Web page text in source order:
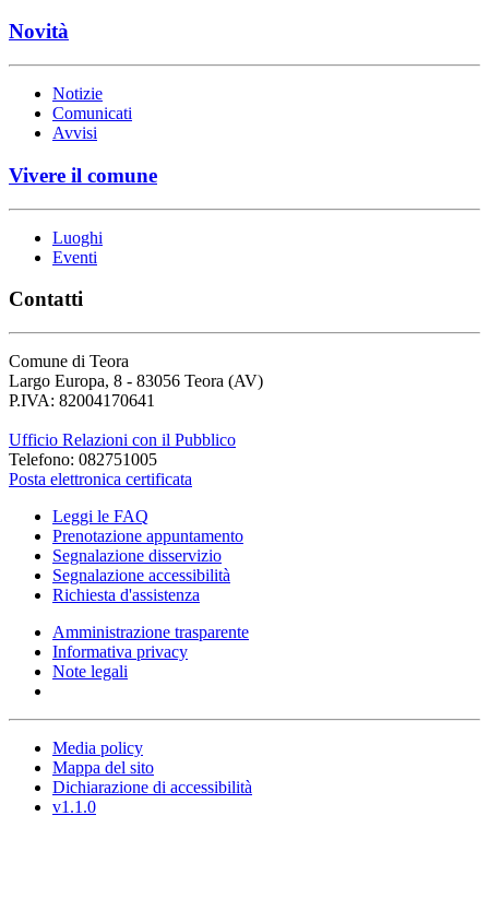
Novità
Notizie
Comunicati
Avvisi
Vivere il comune
Luoghi
Eventi
Contatti
Comune di Teora
Largo Europa, 8 - 83056 Teora (AV)
P.IVA: 82004170641
Ufficio Relazioni con il Pubblico
Telefono: 082751005
Posta elettronica certificata
Leggi le FAQ
Prenotazione appuntamento
Segnalazione disservizio
Segnalazione accessibilità
Richiesta d'assistenza
Amministrazione trasparente
Informativa privacy
Note legali
Media policy
Mappa del sito
Dichiarazione di accessibilità
v1.1.0